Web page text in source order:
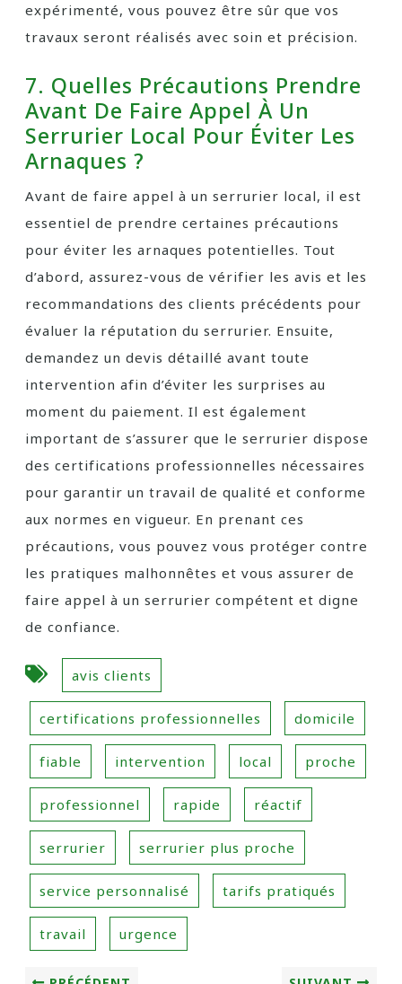
expérimenté, vous pouvez être sûr que vos
travaux seront réalisés avec soin et précision.
7. Quelles Précautions Prendre
Avant De Faire Appel À Un
Serrurier Local Pour Éviter Les
Arnaques ?
Avant de faire appel à un serrurier local, il est
essentiel de prendre certaines précautions
pour éviter les arnaques potentielles. Tout
d’abord, assurez-vous de vérifier les avis et les
recommandations des clients précédents pour
évaluer la réputation du serrurier. Ensuite,
demandez un devis détaillé avant toute
intervention afin d’éviter les surprises au
moment du paiement. Il est également
important de s’assurer que le serrurier dispose
des certifications professionnelles nécessaires
pour garantir un travail de qualité et conforme
aux normes en vigueur. En prenant ces
précautions, vous pouvez vous protéger contre
les pratiques malhonnêtes et vous assurer de
faire appel à un serrurier compétent et digne
de confiance.
avis clients
certifications professionnelles domicile
fiable intervention local proche
professionnel rapide réactif
serrurier serrurier plus proche
service personnalisé tarifs pratiqués
travail urgence